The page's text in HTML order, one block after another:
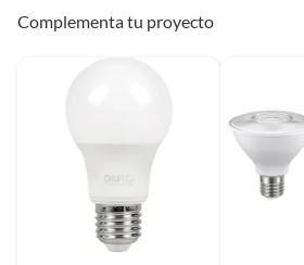
Complementa tu proyecto